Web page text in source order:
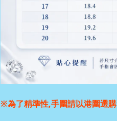
※為了精準性,手圍請以港圍選購